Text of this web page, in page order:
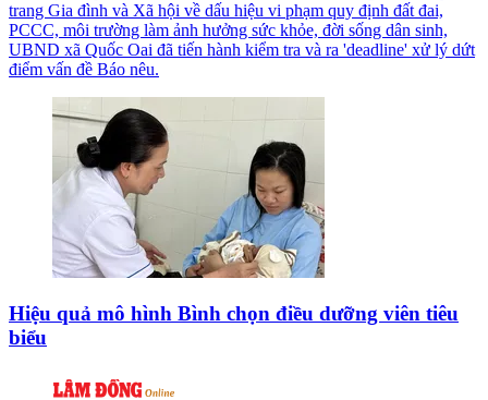
trang Gia đình và Xã hội về dấu hiệu vi phạm quy định đất đai,
PCCC, môi trường làm ảnh hưởng sức khỏe, đời sống dân sinh,
UBND xã Quốc Oai đã tiến hành kiểm tra và ra 'deadline' xử lý dứt
điểm vấn đề Báo nêu.
Hiệu quả mô hình Bình chọn điều dưỡng viên tiêu
biểu